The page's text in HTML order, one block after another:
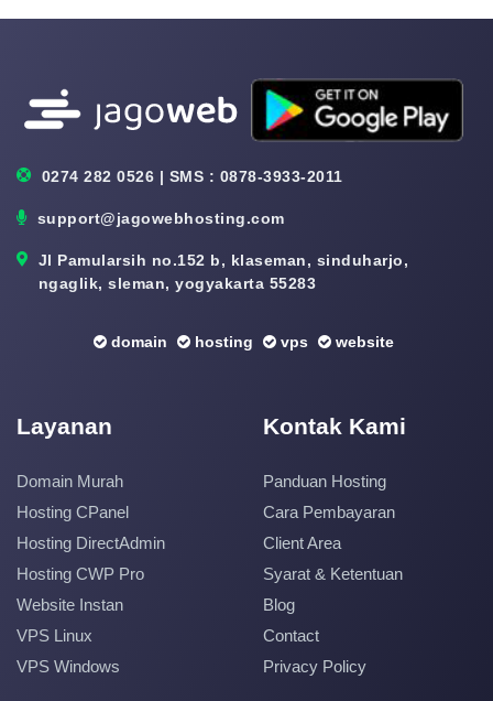
0274 282 0526 | SMS : 0878-3933-2011
support@jagowebhosting.com
Jl Pamularsih no.152 b, klaseman, sinduharjo,
ngaglik, sleman, yogyakarta 55283
domain hosting vps website
Layanan
Domain Murah
Hosting CPanel
Hosting DirectAdmin
Hosting CWP Pro
Website Instan
VPS Linux
VPS Windows
Kontak Kami
Panduan Hosting
Cara Pembayaran
Client Area
Syarat & Ketentuan
Blog
Contact
Privacy Policy